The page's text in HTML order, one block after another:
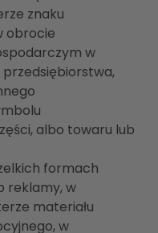
znaku
obrocie
w
albo towaru lub
formach
reklamy, w
materiału
w